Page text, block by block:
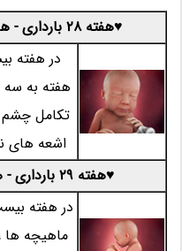
♥هفته 28 بارداری - هفته بیست و هشتم بارداری
در هفته
هفته به سه
تکامل چشم
اشعه های
♥هفته 29 بارداری - هفته بیست و نهم بارداری
در هفته
ماهیچه